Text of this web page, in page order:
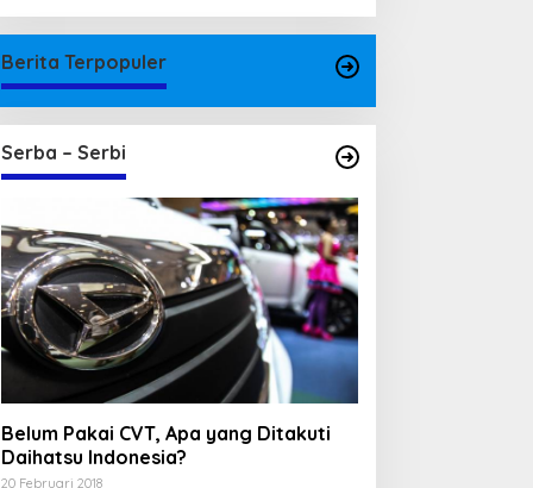
Berita Terpopuler
Serba – Serbi
Belum Pakai CVT, Apa yang Ditakuti
Daihatsu Indonesia?
20 Februari 2018